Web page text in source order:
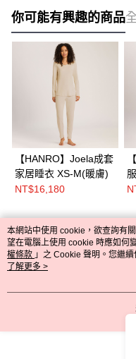
你可能有興趣的商品
【HANRO】Joela成套
家居睡衣 XS-M(暖膚)
NT$16,180
熱門標籤
本網站中使用 cookie，欲查詢有
望在電腦上使用 cookie 時應如何
權條款 」之 Cookie 聲明。您繼
用條款之 Cookie 聲明使用 cookie
了解更多 >